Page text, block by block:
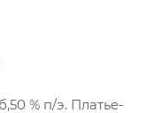
% п/э. Платье-